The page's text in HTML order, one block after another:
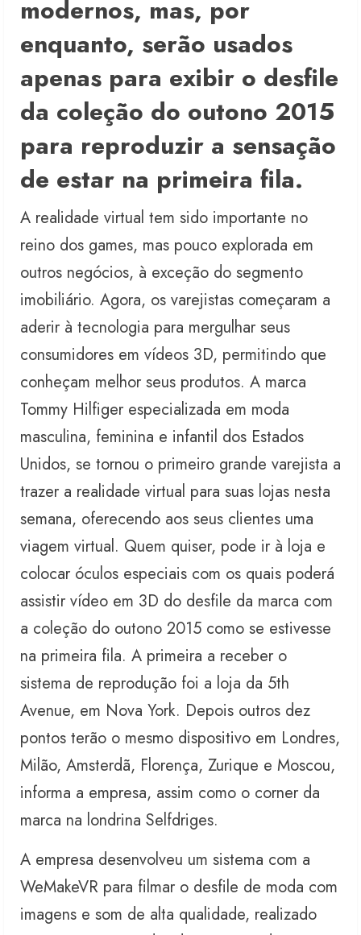
modernos, mas, por
enquanto, serão usados
apenas para exibir o desfile
da coleção do outono 2015
para reproduzir a sensação
de estar na primeira fila.
A realidade virtual tem sido importante no
reino dos games, mas pouco explorada em
outros negócios, à exceção do segmento
imobiliário. Agora, os varejistas começaram a
aderir à tecnologia para mergulhar seus
consumidores em vídeos 3D, permitindo que
conheçam melhor seus produtos. A marca
Tommy Hilfiger especializada em moda
masculina, feminina e infantil dos Estados
Unidos, se tornou o primeiro grande varejista a
trazer a realidade virtual para suas lojas nesta
semana, oferecendo aos seus clientes uma
viagem virtual. Quem quiser, pode ir à loja e
colocar óculos especiais com os quais poderá
assistir vídeo em 3D do desfile da marca com
a coleção do outono 2015 como se estivesse
na primeira fila. A primeira a receber o
sistema de reprodução foi a loja da 5th
Avenue, em Nova York. Depois outros dez
pontos terão o mesmo dispositivo em Londres,
Milão, Amsterdã, Florença, Zurique e Moscou,
informa a empresa, assim como o corner da
marca na londrina Selfdriges.
A empresa desenvolveu um sistema com a
WeMakeVR para filmar o desfile de moda com
imagens e som de alta qualidade, realizado